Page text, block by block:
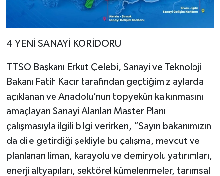
4 YENİ SANAYİ KORİDORU
TTSO Başkanı Erkut Çelebi, Sanayi ve Teknoloji
Bakanı Fatih Kacır tarafından geçtiğimiz aylarda
açıklanan ve Anadolu’nun topyekûn kalkınmasını
amaçlayan Sanayi Alanları Master Planı
çalışmasıyla ilgili bilgi verirken, “Sayın bakanımızın
da dile getirdiği şekliyle bu çalışma, mevcut ve
planlanan liman, karayolu ve demiryolu yatırımları,
enerji altyapıları, sektörel kümelenmeler, tarımsal